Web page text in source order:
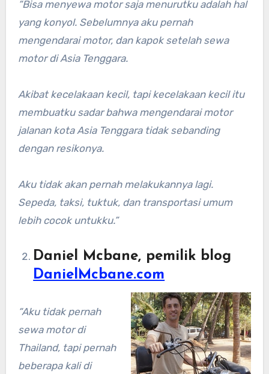
“Bisa menyewa motor saja menurutku adalah hal
yang konyol. Sebelumnya aku pernah
mengendarai motor, dan kapok setelah sewa
motor di Asia Tenggara.
Akibat kecelakaan kecil, tapi kecelakaan kecil itu
membuatku sadar bahwa mengendarai motor
jalanan kota Asia Tenggara tidak sebanding
dengan resikonya.
Aku tidak akan pernah melakukannya lagi.
Sepeda, taksi, tuktuk, dan transportasi umum
lebih cocok untukku.”
Daniel Mcbane, pemilik blog
DanielMcbane.com
“Aku tidak pernah
sewa motor di
Thailand, tapi pernah
beberapa kali di